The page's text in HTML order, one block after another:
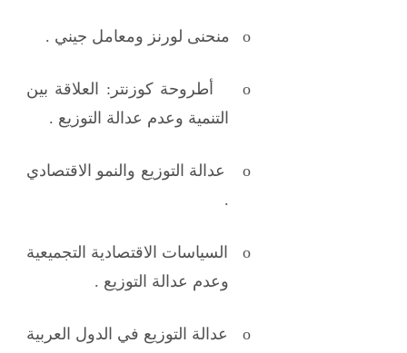
o منحنى لورنز ومعامل جيني .
o
أطروحة كوزنتر: العلاقة بين
التنمية وعدم عدالة التوزيع .
o
عدالة التوزيع والنمو الاقتصادي
.
o
السياسات الاقتصادية التجميعية
وعدم عدالة التوزيع .
o
عدالة التوزيع في الدول العربية